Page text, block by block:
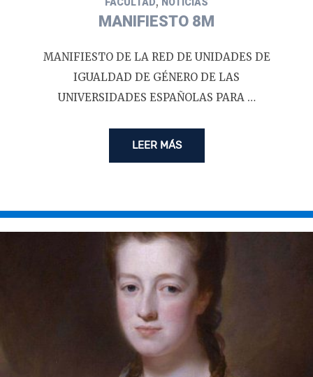
MANIFIESTO 8M
MANIFIESTO DE LA RED DE UNIDADES DE
IGUALDAD DE GÉNERO DE LAS
UNIVERSIDADES ESPAÑOLAS PARA …
LEER MÁS